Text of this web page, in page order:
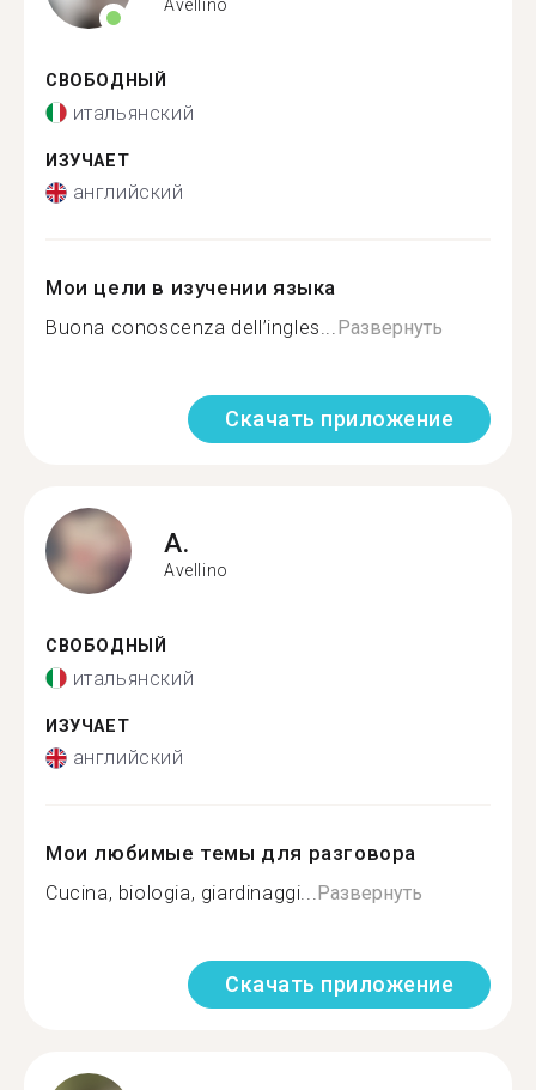
Avellino
СВОБОДНЫЙ
итальянский
ИЗУЧАЕТ
английский
Мои цели в изучении языка
Buona conoscenza dell’ingles...Развернуть
Скачать приложение
A.
Avellino
СВОБОДНЫЙ
итальянский
ИЗУЧАЕТ
английский
Мои любимые темы для разговора
Cucina, biologia, giardinaggi...Развернуть
Скачать приложение